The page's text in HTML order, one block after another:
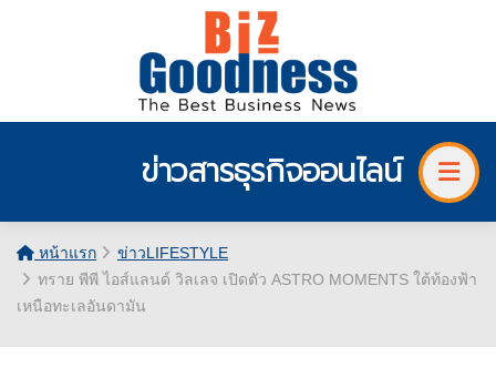
ข่าวสารธุรกิจออนไลน์
หน้าแรก
ข่าวLIFESTYLE
ทราย พีพี ไอส์แลนด์ วิลเลจ เปิดตัว ASTRO MOMENTS ใต้ท้องฟ้า
เหนือทะเลอันดามัน